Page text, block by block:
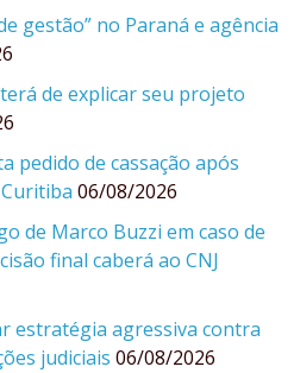
gestão” no Paraná e agência
de explicar seu projeto
pedido de cassação após
06/08/2026
de Marco Buzzi em caso de
final caberá ao CNJ
estratégia agressiva contra
judiciais 06/08/2026